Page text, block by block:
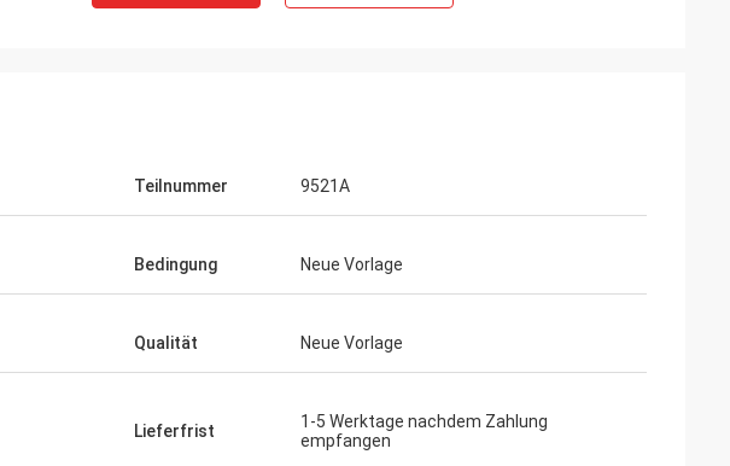
Teilnummer 9521A
Bedingung Neue Vorlage
Qualität Neue Vorlage
Lieferfrist
1-5 Werktage nachdem Zahlung
empfangen